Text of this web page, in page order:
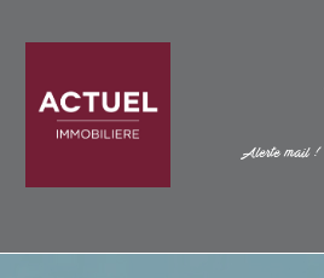
Alerte mail !